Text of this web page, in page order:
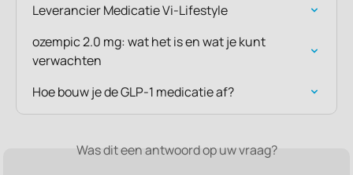
Leverancier Medicatie Vi-Lifestyle
ozempic 2.0 mg: wat het is en wat je kunt
verwachten
Hoe bouw je de GLP-1 medicatie af?
Was dit een antwoord op uw vraag?